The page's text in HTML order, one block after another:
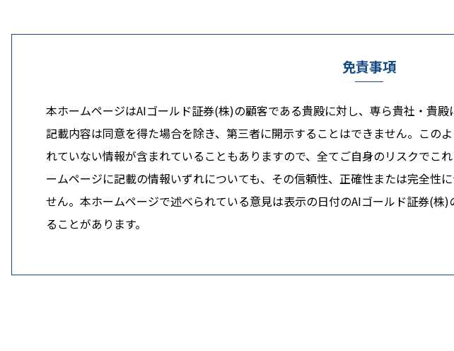
免責事項
本ホームページはAIゴールド証券(株)の顧客である貴殿に対し、専ら貴社・貴殿
記載内容は同意を得た場合を除き、第三者に開示することはできません。この
れていない情報が含まれていることもありますので、全てご自身のリスクでこ
ームページに記載の情報いずれについても、その信頼性、正確性または完全性
せん。本ホームページで述べられている意見は表示の日付のAIゴールド証券(株
ることがあります。